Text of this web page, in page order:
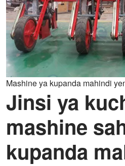
Mashine ya kupanda mahindi
Jinsi ya
mashine
kupanda